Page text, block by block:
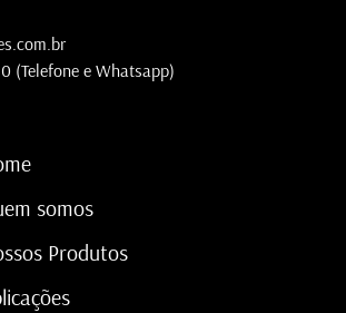
(Telefone e Whatsapp)
somos
Produtos